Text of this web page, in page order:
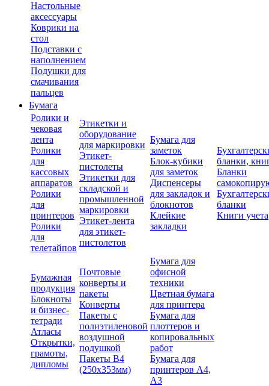
Настольные
аксессуары
Коврики на
стол
Подставки с
наполнением
Подушки для
смачивания
пальцев
Бумага
Ролики и
чековая
лента
Ролики
для
кассовых
аппаратов
Ролики
для
принтеров
Ролики
для
телетайпов
Этикетки и
оборудование
для маркировки
Этикет-
пистолеты
Этикетки для
складской и
промышленной
маркировки
Этикет-лента
для этикет-
пистолетов
Бумага для
заметок
Блок-кубики
для заметок
Диспенсеры
для закладок и
блокнотов
Клейкие
закладки
бланки,
Бланки
бланки
Книги учета
Бумажная
продукция
Блокноты
и бизнес-
тетради
Атласы
Открытки,
грамоты,
дипломы
Почтовые
конверты и
пакеты
Конверты
Пакеты с
полиэтиленовой
воздушной
подушкой
Пакеты В4
(250х353мм)
Бумага для
офисной
техники
Цветная бумага
для принтера
Бумага для
плоттеров и
копировальных
работ
Бумага для
принтеров А4,
А3